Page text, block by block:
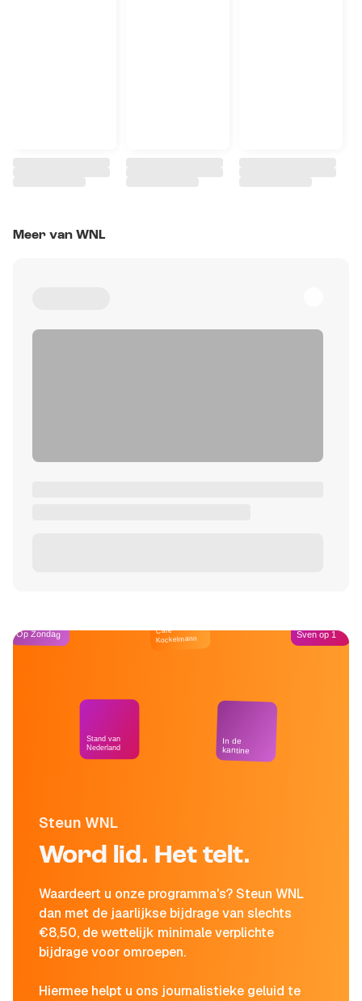
Meer van WNL
Steun WNL
Word lid. Het telt.
Waardeert u onze programma's? Steun WNL
dan met de jaarlijkse bijdrage van slechts
€8,50, de wettelijk minimale verplichte
bijdrage voor omroepen.
Hiermee helpt u ons journalistieke geluid te
Op Zondag
Stand van
Nederland
Café
Kockelmann
In de
kantine
Sven op 1